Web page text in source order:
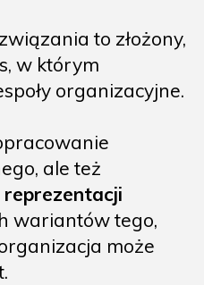
to złożony,
w którym
organizacyjne.
ale też
reprezentacji
wariantów tego,
może